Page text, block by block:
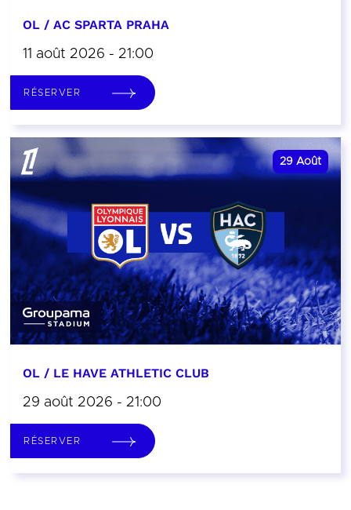
OL / AC SPARTA PRAHA
11 août 2026 - 21:00
RÉSERVER
29 Août
OL / LE HAVE ATHLETIC CLUB
29 août 2026 - 21:00
RÉSERVER